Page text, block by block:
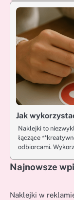
Jak
Naklejki to
łączące
odbiorcami.
Najnowsze
Naklejki w